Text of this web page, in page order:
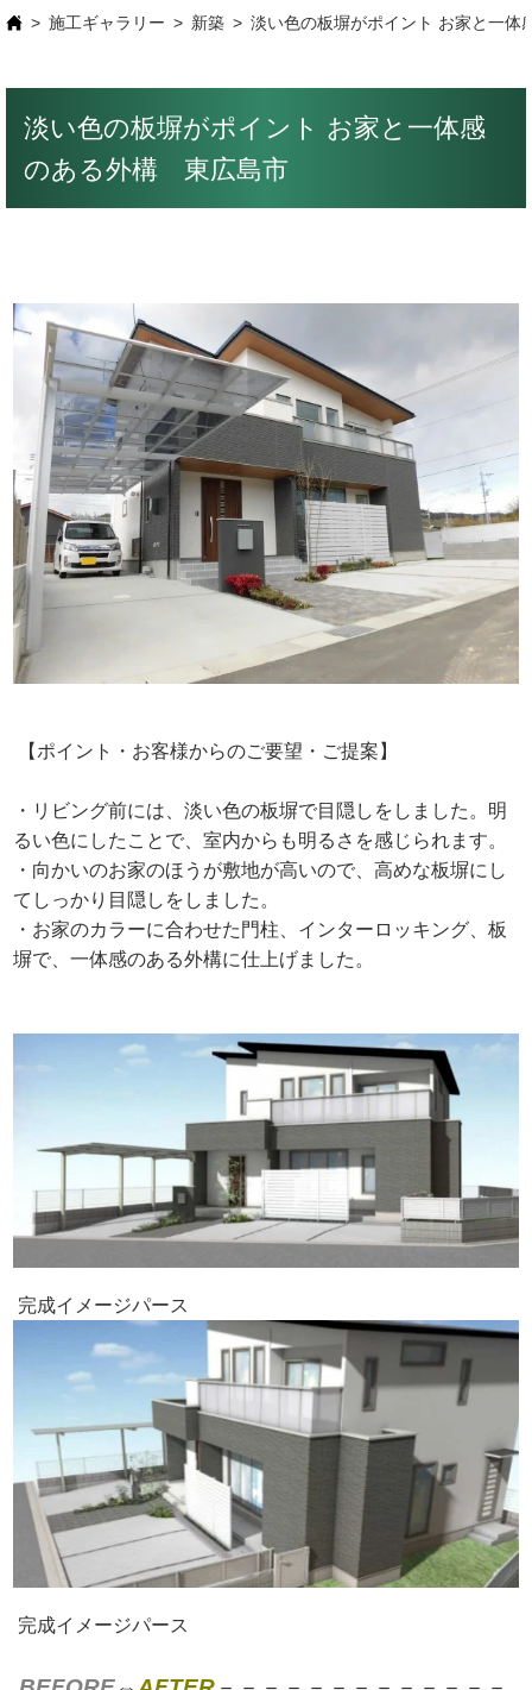
施工ギャラリー 新築 淡い色の板塀がポイント お家と一
淡い色の板塀がポイント お家と一体感
のある外構 東広島市
【ポイント・お客様からのご要望・ご提案】
・リビング前には、淡い色の板塀で目隠しをしました。明
るい色にしたことで、室内からも明るさを感じられます。
・向かいのお家のほうが敷地が高いので、高めな板塀にし
てしっかり目隠しをしました。
・お家のカラーに合わせた門柱、インターロッキング、板
塀で、一体感のある外構に仕上げました。
完成イメージパース
完成イメージパース